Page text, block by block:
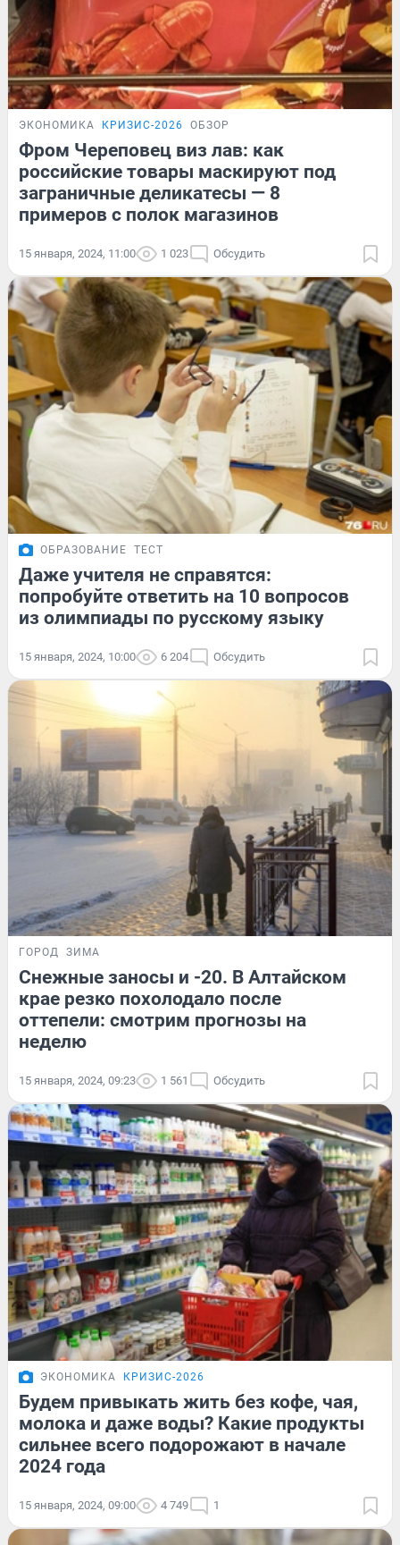
ЭКОНОМИКА КРИЗИС-2026 ОБЗОР
Фром Череповец виз лав: как
российские товары маскируют под
заграничные деликатесы — 8
примеров с полок магазинов
15 января, 2024, 11:00 1 023 Обсудить
ОБРАЗОВАНИЕ ТЕСТ
Даже учителя не справятся:
попробуйте ответить на 10 вопросов
из олимпиады по русскому языку
15 января, 2024, 10:00 6 204 Обсудить
ГОРОД ЗИМА
Снежные заносы и -20. В Алтайском
крае резко похолодало после
оттепели: смотрим прогнозы на
неделю
15 января, 2024, 09:23 1 561 Обсудить
ЭКОНОМИКА КРИЗИС-2026
Будем привыкать жить без кофе, чая,
молока и даже воды? Какие продукты
сильнее всего подорожают в начале
2024 года
15 января, 2024, 09:00 4 749 1